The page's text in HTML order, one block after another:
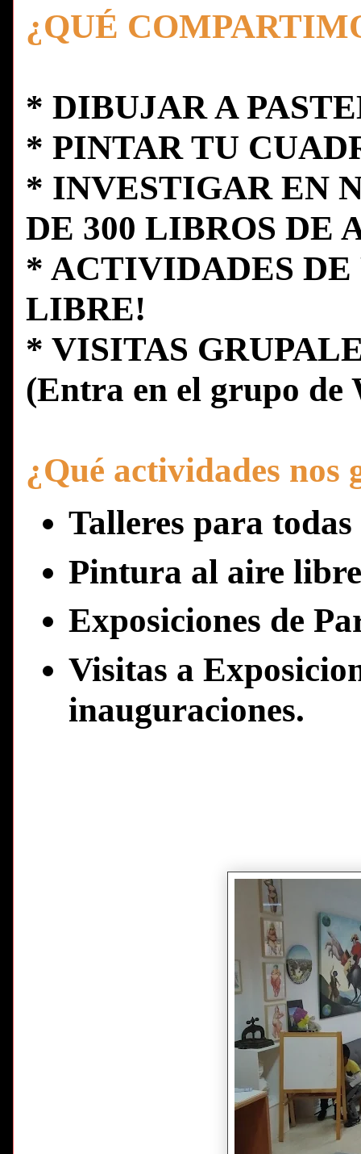
¿QUÉ
* DIBUJAR A
* PINTAR TU
* INVESTIGAR EN
DE 300 LIBROS DE
* ACTIVIDADES
LIBRE!
* VISITAS
(Entra en el grupo de
¿Qué actividades nos
Talleres para todas
Pintura al aire
Exposiciones de
Visitas a
inauguraciones.